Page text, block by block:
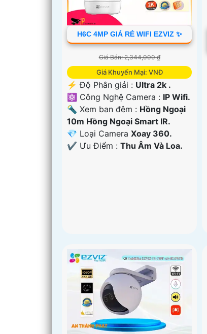
H6C 4MP GIÁ RẺ WIFI EZVIZ ✨
Giá Bán: 2,344,000 ₫
Giá Khuyến Mại: VNĐ
️⚡ Độ Phân giải : Ultra 2k .
⚛️ Công Nghệ Camera : IP Wifi.
🔦 Xem ban đêm : Hồng Ngoại
10m Hồng Ngoại Smart IR.
💎 Loại Camera Xoay 360.
️✔️ Ưu Điểm : Thu Âm Và Loa.